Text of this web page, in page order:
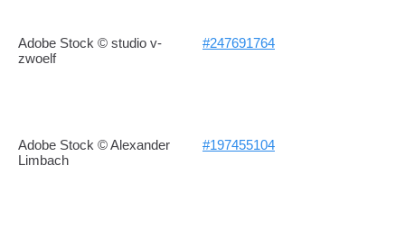
Adobe Stock © studio v-
zwoelf
#247691764
Adobe Stock © Alexander
Limbach
#197455104